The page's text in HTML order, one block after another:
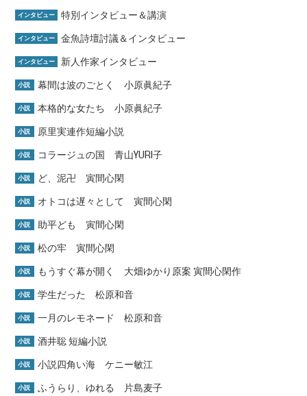
インタビュー 特別インタビュー＆講演
インタビュー 金魚詩壇討議＆インタビュー
インタビュー 新人作家インタビュー
小説 幕間は波のごとく 小原眞紀子
小説 本格的な女たち 小原眞紀子
小説 原里実連作短編小説
小説 コラージュの国 青山YURI子
小説 ど、泥卍 寅間心閑
小説 オトコは遅々として 寅間心閑
小説 助平ども 寅間心閑
小説 松の牢 寅間心閑
小説 もうすぐ幕が開く 大畑ゆかり原案 寅間心閑作
小説 学生だった 松原和音
小説 一月のレモネード 松原和音
小説 酒井聡 短編小説
小説 小説四角い海 ケニー敏江
小説 ふうらり、ゆれる 片島麦子